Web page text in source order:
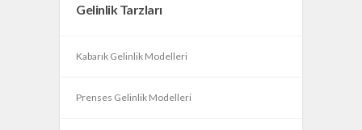
Gelinlik Tarzları
Kabarık Gelinlik Modelleri
Prenses Gelinlik Modelleri